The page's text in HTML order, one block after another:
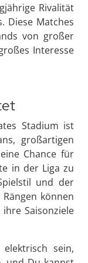
Rivalität
Diese Matches
von großer
Interesse
Stadium ist
großartigen
Chance für
in der Liga zu
und der
können
Saisonziele
sein,